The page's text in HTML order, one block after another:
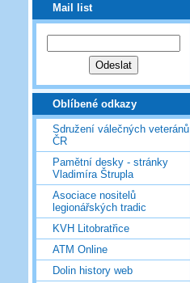
Mail list
Oblíbené odkazy
Sdružení válečných veteránů
ČR
Pamětní desky - stránky
Vladimíra Štrupla
Asociace nositelů
legionářských tradic
KVH Litobratřice
ATM Online
Dolin history web